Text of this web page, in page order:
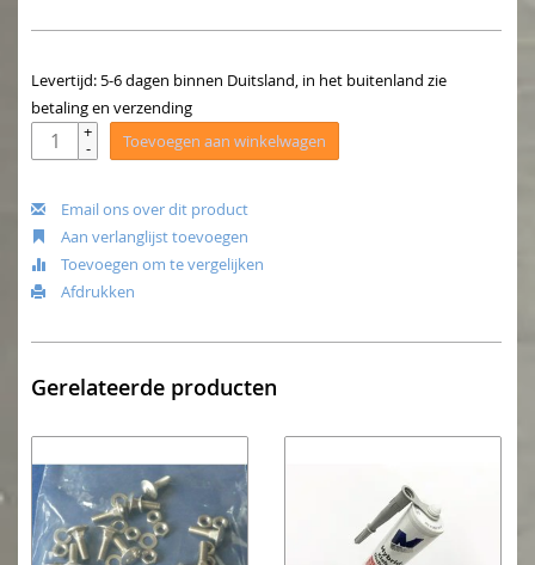
Levertijd: 5-6 dagen binnen Duitsland, in het buitenland zie
betaling en verzending
+
- Toevoegen aan winkelwagen
Email ons over dit product
Aan verlanglijst toevoegen
Toevoegen om te vergelijken
Afdrukken
Gerelateerde producten